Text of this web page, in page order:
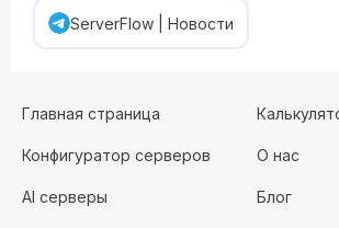
ServerFlow | Новости
Главная страница
Конфигуратор серверов О нас
AI серверы Блог